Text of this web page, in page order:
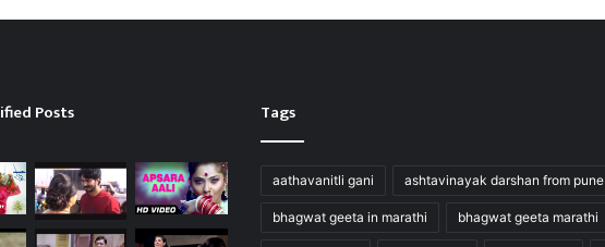
Posts Tags
aathavanitli gani ashtavinayak darshan from pune
bhagwat geeta in marathi bhagwat geeta marathi